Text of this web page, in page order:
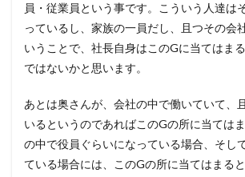
員・従業員という事です。こういう人達は
っているし、家族の一員だし、且つその会
いうことで、社長自身はこのGに当てはま
ではないかと思います。
あとは奥さんが、会社の中で働いていて、
いるというのであればこのGの所に当ては
の中で役員ぐらいになっている場合、そし
ている場合には、このGの所に当てはまると